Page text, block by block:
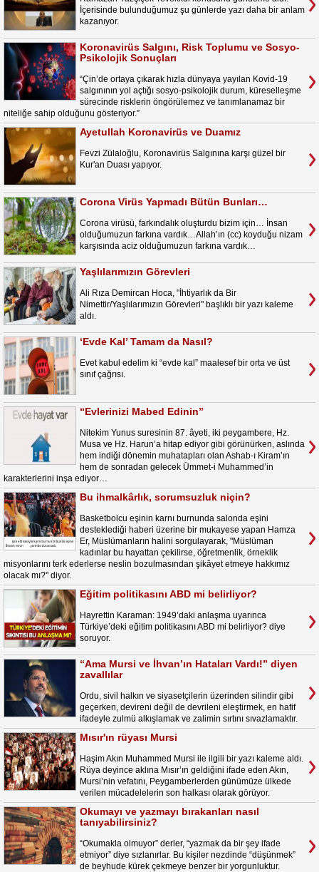
İçerisinde bulunduğumuz şu günlerde yazı daha bir anlam
kazanıyor.
Koronavirüs Salgını, Risk Toplumu ve Sosyo-
Psikolojik Sonuçları
“Çin’de ortaya çıkarak hızla dünyaya yayılan Kovid-19
salgınının yol açtığı sosyo-psikolojik durum, küreselleşme
sürecinde risklerin öngörülemez ve tanımlanamaz bir
niteliğe sahip olduğunu gösteriyor.”
Ayetullah Koronavirüs ve Duamız
Fevzi Zülaloğlu, Koronavirüs Salgınına karşı güzel bir
Kur'an Duası yapıyor.
Corona Virüs Yapmadı Bütün Bunları…
Corona virüsü, farkındalık oluşturdu bizim için… İnsan
olduğumuzun farkına vardık…Allah’ın (cc) koyduğu nizam
karşısında aciz olduğumuzun farkına vardık…
Yaşlılarımızın Görevleri
Ali Rıza Demircan Hoca, "İhtiyarlık da Bir
Nimettir/Yaşlılarımızın Görevleri" başlıklı bir yazı kaleme
aldı.
‘Evde Kal’ Tamam da Nasıl?
Evet kabul edelim ki “evde kal” maalesef bir orta ve üst
sınıf çağrısı.
“Evlerinizi Mabed Edinin”
Nitekim Yunus suresinin 87. âyeti, iki peygambere, Hz.
Musa ve Hz. Harun’a hitap ediyor gibi görünürken, aslında
hem indiği dönemin muhatapları olan Ashab-ı Kiram’ın
hem de sonradan gelecek Ümmet-i Muhammed’in
karakterlerini inşa ediyor…
Bu ihmalkârlık, sorumsuzluk niçin?
Basketbolcu eşinin karnı burnunda salonda eşini
desteklediği haberi üzerine bir mukayese yapan Hamza
Er, Müslümanların halini sorgulayarak, "Müslüman
kadınlar bu hayattan çekilirse, öğretmenlik, örneklik
misyonlarını terk ederlerse neslin bozulmasından şikâyet etmeye hakkımız
olacak mı?" diyor.
Eğitim politikasını ABD mi belirliyor?
Hayrettin Karaman: 1949’daki anlaşma uyarınca
Türkiye’deki eğitim politikasını ABD mi belirliyor? diye
soruyor.
“Ama Mursi ve İhvan’ın Hataları Vardı!” diyen
zavallılar
Ordu, sivil halkın ve siyasetçilerin üzerinden silindir gibi
geçerken, devireni değil de devrileni eleştirmek, en hafif
ifadeyle zulmü alkışlamak ve zalimin sırtını sıvazlamaktır.
Mısır'ın rüyası Mursi
Haşim Akın Muhammed Mursi ile ilgili bir yazı kaleme aldı.
Rüya deyince aklına Mısır’ın geldiğini ifade eden Akın,
Mursi’nin vefatını, Peygamberlerden günümüze ülkede
verilen mücadelelerin son halkası olarak görüyor.
Okumayı ve yazmayı bırakanları nasıl
tanıyabilirsiniz?
“Okumakla olmuyor” derler, “yazmak da bir şey ifade
etmiyor” diye sızlanırlar. Bu kişiler nezdinde “düşünmek”
de beyhude kürek çekmeye benzer bir yorgunluktur.